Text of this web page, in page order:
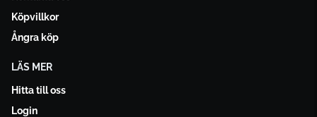
Köpvillkor
Ångra köp
LÄS MER
Hitta till oss
Login